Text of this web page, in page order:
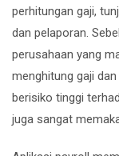
perhitungan gaji,
dan pelaporan.
perusahaan yang
menghitung gaji
berisiko tinggi
juga sangat